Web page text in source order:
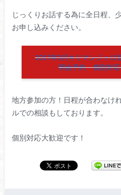
じっくりお話する為に全日程、
お申し込みください。
2017年3月キリマンジャロ
明会予約・個別対
地方参加の方！日程が合わなけ
ルでの相談もしております。
個別対応大歓迎です！